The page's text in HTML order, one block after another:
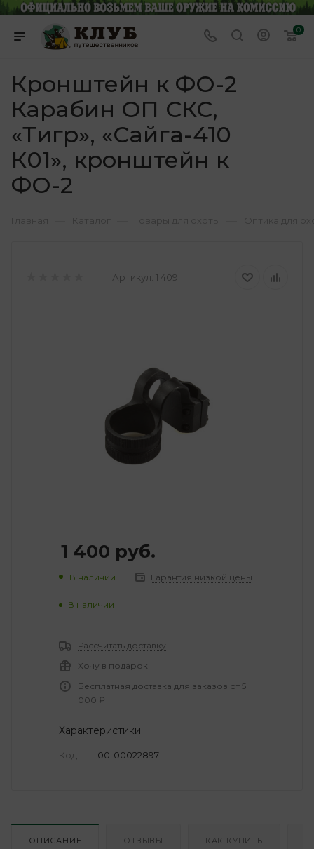
0
Кронштейн к ФО-2
Карабин ОП СКС,
«Тигр», «Сайга-410
К01», кронштейн к
ФО-2
Артикул: 1 409
1 400 руб.
В наличии Гарантия низкой цены
В наличии
Рассчитать доставку
Хочу в подарок
Бесплатная доставка для заказов от 5
000 ₽
Характеристики
Код — 00-00022897
ОПИСАНИЕ ОТЗЫВЫ КАК КУПИТЬ